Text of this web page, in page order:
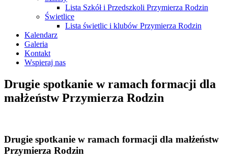
Lista Szkół i Przedszkoli Przymierza Rodzin
Świetlice
Lista świetlic i klubów Przymierza Rodzin
Kalendarz
Galeria
Kontakt
Wspieraj nas
Drugie spotkanie w ramach formacji dla
małżeństw Przymierza Rodzin
Drugie spotkanie w ramach formacji dla małżeństw
Przymierza Rodzin